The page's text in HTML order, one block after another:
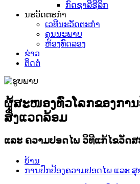
ກົດຊາລີຊີລິກ
ນະວັດຕະກໍາ
ເວທີນະວັດຕະກໍາ
ຄຸນນະພາບ
ຫ້ອງທົດລອງ
ຂ່າວ
ຕິດຕໍ່
ຜູ້ສະໜອງທົ່ວໂລກຂອງການ
ສິ່ງແວດລ້ອມ
ແລະ ຄວາມປອດໄພ ວິທີແກ້ໄຂວັດ
ບ້ານ
ການປົກປ້ອງຄວາມປອດໄພ ແລະ ສຸ